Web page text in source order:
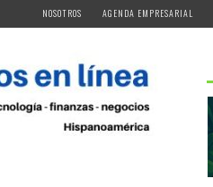
NOSOTROS AGENDA EMPRESARIAL